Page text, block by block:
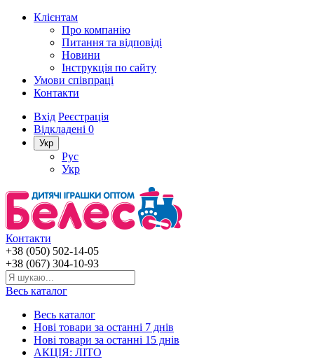
Клієнтам
Про компанію
Питання та відповіді
Новини
Інструкція по сайту
Умови співпраці
Контакти
Вхід Реєстрація
Відкладені 0
Укр
Рус
Укр
Контакти
+38 (050) 502-14-05
+38 (067) 304-10-93
Весь каталог
Весь каталог
Нові товари за останнi 7 днiв
Нові товари за останнi 15 днiв
АКЦІЯ: ЛІТО